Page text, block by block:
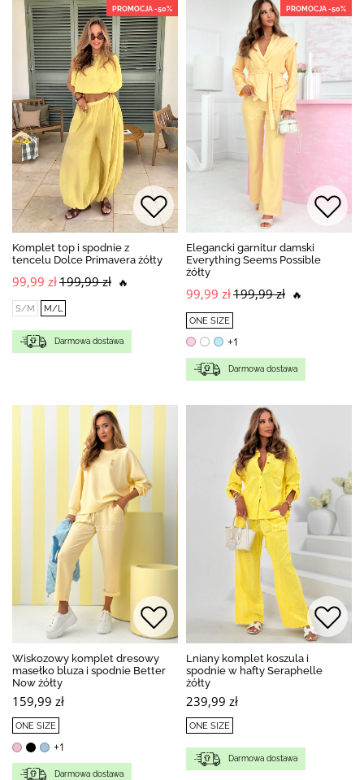
PROMOCJA -50%
Komplet top i spodnie z
tencelu Dolce Primavera żółty
99,99 zł199,99 zł 🔥
S/M M/L
Darmowa dostawa
PROMOCJA -50%
Elegancki garnitur damski
Everything Seems Possible
żółty
99,99 zł199,99 zł 🔥
ONE SIZE
+1
Darmowa dostawa
Wiskozowy komplet dresowy
masełko bluza i spodnie Better
Now żółty
159,99 zł
ONE SIZE
+1
Darmowa dostawa
Lniany komplet koszula i
spodnie w hafty Seraphelle
żółty
239,99 zł
ONE SIZE
Darmowa dostawa